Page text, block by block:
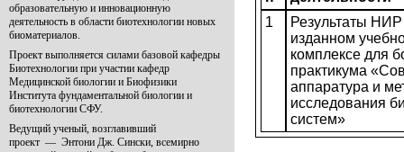
образовательную и инновационную
деятельность в области биотехнологии новых
биоматериалов.
Проект выполняется силами базовой кафедры
Биотехнологии при участии кафедр
Медицинской биологии и Биофизики
Института фундаментальной биологии и
биотехнологии СФУ.
Ведущий ученый, возглавивший
проект — Энтони Дж. Сински, всемирно
1
Результаты
изданном
комплексе для
практикума
аппаратура и
исследования
систем»